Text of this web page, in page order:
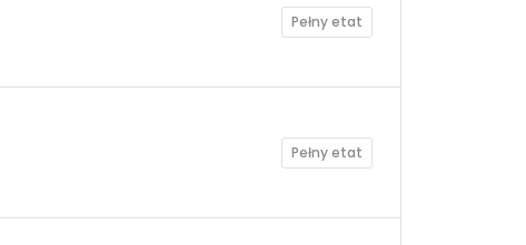
Pełny etat
Pełny etat